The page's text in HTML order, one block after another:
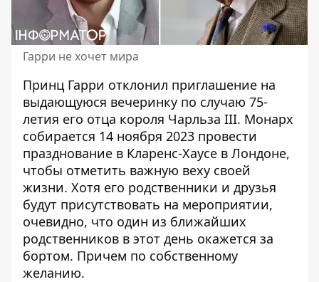
Гарри не хочет мира
Принц Гарри отклонил приглашение на
выдающуюся вечеринку по случаю 75-
летия его отца короля Чарльза III. Монарх
собирается 14 ноября 2023 провести
празднование в Кларенс-Хаусе в Лондоне,
чтобы отметить важную веху своей
жизни. Хотя его родственники и друзья
будут присутствовать на мероприятии,
очевидно, что один из ближайших
родственников в этот день окажется за
бортом. Причем по собственному
желанию.